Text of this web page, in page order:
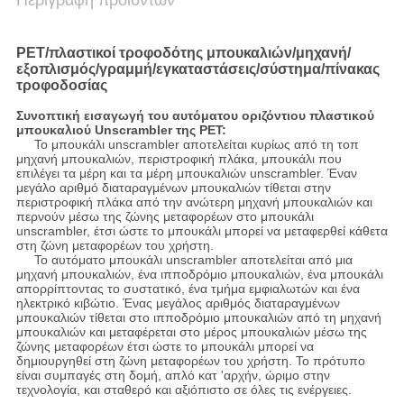
PET/πλαστικοί τροφοδότης μπουκαλιών/μηχανή/
εξοπλισμός/γραμμή/εγκαταστάσεις/σύστημα/πίνακας
τροφοδοσίας
Συνοπτική εισαγωγή του αυτόματου οριζόντιου πλαστικού
μπουκαλιού Unscrambler της PET:
Το μπουκάλι unscrambler αποτελείται κυρίως από τη τοπ
μηχανή μπουκαλιών, περιστροφική πλάκα, μπουκάλι που
επιλέγει τα μέρη και τα μέρη μπουκαλιών unscrambler. Έναν
μεγάλο αριθμό διαταραγμένων μπουκαλιών τίθεται στην
περιστροφική πλάκα από την ανώτερη μηχανή μπουκαλιών και
περνούν μέσω της ζώνης μεταφορέων στο μπουκάλι
unscrambler, έτσι ώστε το μπουκάλι μπορεί να μεταφερθεί κάθετα
στη ζώνη μεταφορέων του χρήστη.
Το αυτόματο μπουκάλι unscrambler αποτελείται από μια
μηχανή μπουκαλιών, ένα ιπποδρόμιο μπουκαλιών, ένα μπουκάλι
απορρίπτοντας το συστατικό, ένα τμήμα εμφιαλωτών και ένα
ηλεκτρικό κιβώτιο. Ένας μεγάλος αριθμός διαταραγμένων
μπουκαλιών τίθεται στο ιπποδρόμιο μπουκαλιών από τη μηχανή
μπουκαλιών και μεταφέρεται στο μέρος μπουκαλιών μέσω της
ζώνης μεταφορέων έτσι ώστε το μπουκάλι μπορεί να
δημιουργηθεί στη ζώνη μεταφορέων του χρήστη. Το πρότυπο
είναι συμπαγές στη δομή, απλό κατ 'αρχήν, ώριμο στην
τεχνολογία, και σταθερό και αξιόπιστο σε όλες τις ενέργειες.